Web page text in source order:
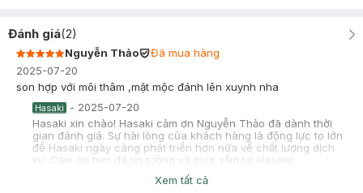
Đánh giá(2)
Nguyễn Thảo
Đã mua hàng
2025-07-20
son hợp với môi thâm ,mặt mộc đánh lên xuynh nha
Hasaki - 2025-07-20
Hasaki xin chào! Hasaki cảm ơn Nguyễn Thảo đã dành thời
gian đánh giá. Sự hài lòng của khách hàng là động lực to lớn
để Hasaki ngày càng phát triển hơn nữa về chất lượng dịch
vụ. Cảm ơn bạn đã tin tưởng và mua sắm tại Hasaki!
Đã mua hàngXem tất cả